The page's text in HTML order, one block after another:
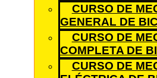
CURSO DE
GENERAL DE
CURSO DE
COMPLETA DE
CURSO DE